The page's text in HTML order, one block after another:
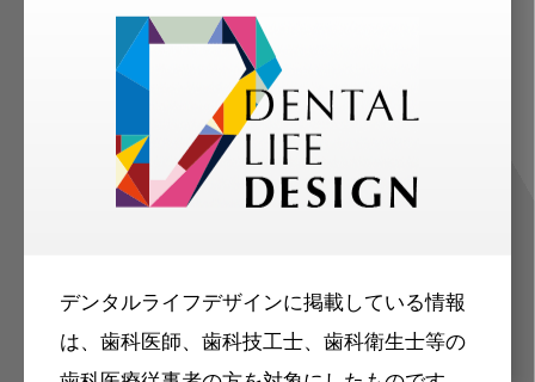
デンタルライフデザインに掲載している情報
は、歯科医師、歯科技工士、歯科衛生士等の
ご登録いただいた職種（歯科医師、歯
科衛生士、歯科技工士）に合わせた内
容のメールマガジンをお届けします。